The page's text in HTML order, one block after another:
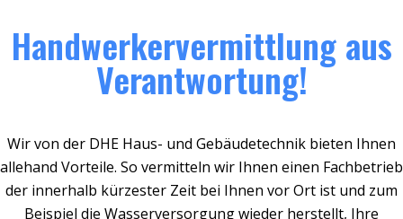
Handwerkervermittlung aus
Verantwortung!
Wir von der DHE Haus- und Gebäudetechnik bieten Ihnen
allehand Vorteile. So vermitteln wir Ihnen einen Fachbetrieb
der innerhalb kürzester Zeit bei Ihnen vor Ort ist und zum
Beispiel die Wasserversorgung wieder herstellt, Ihre